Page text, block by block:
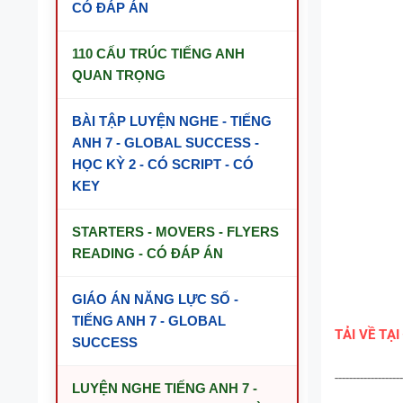
CÓ ĐÁP ÁN
110 CẤU TRÚC TIẾNG ANH
QUAN TRỌNG
BÀI TẬP LUYỆN NGHE - TIẾNG
ANH 7 - GLOBAL SUCCESS -
HỌC KỲ 2 - CÓ SCRIPT - CÓ
KEY
STARTERS - MOVERS - FLYERS
READING - CÓ ĐÁP ÁN
GIÁO ÁN NĂNG LỰC SỐ -
TIẾNG ANH 7 - GLOBAL
SUCCESS
LUYỆN NGHE TIẾNG ANH 7 -
TẢI VỀ TẠI